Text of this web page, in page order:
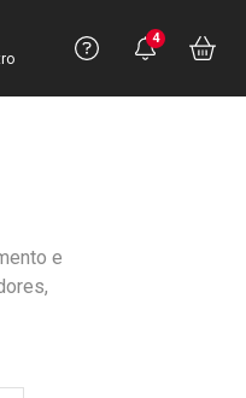
Precisa
Ver Recursos
Você
4
e